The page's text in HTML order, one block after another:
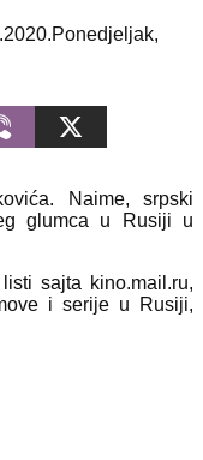
Ponedjeljak,
Naime, srpski
glumca u Rusiji u
sajta kino.mail.ru,
i serije u Rusiji,